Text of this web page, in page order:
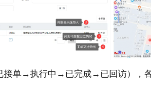
单→执行中→已完成→已回访），